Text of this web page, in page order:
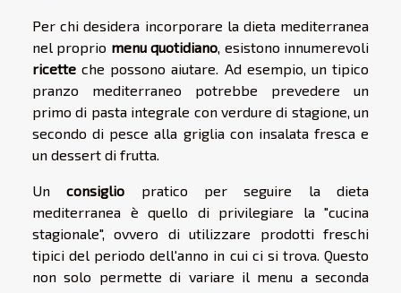
Per chi desidera incorporare la dieta mediterranea
nel proprio menu quotidiano, esistono innumerevoli
ricette che possono aiutare. Ad esempio, un tipico
pranzo mediterraneo potrebbe prevedere un
primo di pasta integrale con verdure di stagione, un
secondo di pesce alla griglia con insalata fresca e
un dessert di frutta.
Unconsiglio pratico per seguire la dieta
mediterranea è quello di privilegiare la "cucina
stagionale", ovvero di utilizzare prodotti freschi
tipici del periodo dell'anno in cui ci si trova. Questo
non solo permette di variare il menu a seconda